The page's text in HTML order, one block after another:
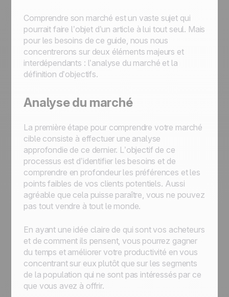
Comprendre son marché est un vaste sujet qui
pourrait faire l’objet d’un article à lui tout seul. Mais
pour les besoins de ce guide, nous nous
concentrerons sur deux éléments majeurs et
interdépendants : l’analyse du marché et la
définition d’objectifs.
Analyse du marché
La première étape pour comprendre votre marché
cible consiste à effectuer une analyse
approfondie de ce dernier. L’objectif de ce
processus est d’identifier les besoins et de
comprendre en profondeur les préférences et les
points faibles de vos clients potentiels. Aussi
agréable que cela puisse paraître, vous ne pouvez
pas tout vendre à tout le monde.
En ayant une idée claire de qui sont vos acheteurs
et de comment ils pensent, vous pourrez gagner
du temps et améliorer votre productivité en vous
concentrant sur eux plutôt que sur les segments
de la population qui ne sont pas intéressés par ce
que vous avez à offrir.